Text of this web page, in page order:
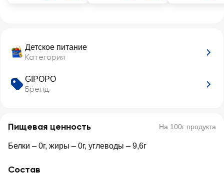
Детское питание
Категория
GIPOPO
Бренд
Пищевая ценность На 100г продукта
Белки – 0г, жиры – 0г, углеводы – 9,6г
Состав